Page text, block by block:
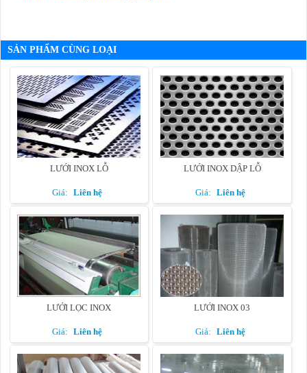
SẢN PHẨM CÙNG LOẠI
LƯỚI INOX LỖ
Giá: Liên hệ
LƯỚI INOX DẬP LỖ
Giá: Liên hệ
LƯỚI LỌC INOX
Giá: Liên hệ
LƯỚI INOX 03
Giá: Liên hệ